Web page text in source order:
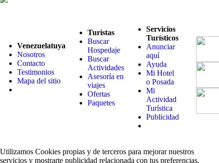
Venezuelatuya
Nosotros
Contacto
Testimonios
Mapa del sitio
Turistas
Buscar
Hospedaje
Buscar
Actividades
Asesoría en
viajes
Ofertas
Paquetes
Servicios
Turísticos
Anunciar
aquí
Ayuda
Mi Hotel
o Posada
Mi
Actividad
Turística
Publicidad
Utilizamos Cookies propias y de terceros para mejorar nuestros
servicios y mostrarte publicidad relacionada con tus preferencias.